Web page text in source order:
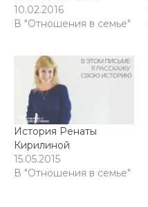
10.02.2016
В "Отношения в семье"
История Ренаты
Кирилиной
15.05.2015
В "Отношения в семье"